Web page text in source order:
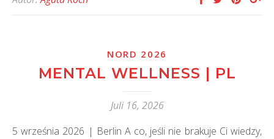
NORD 2026
MENTAL WELLNESS | PL
Juli 16, 2026
5 września 2026 | Berlin A co, jeśli nie brakuje Ci wiedzy,